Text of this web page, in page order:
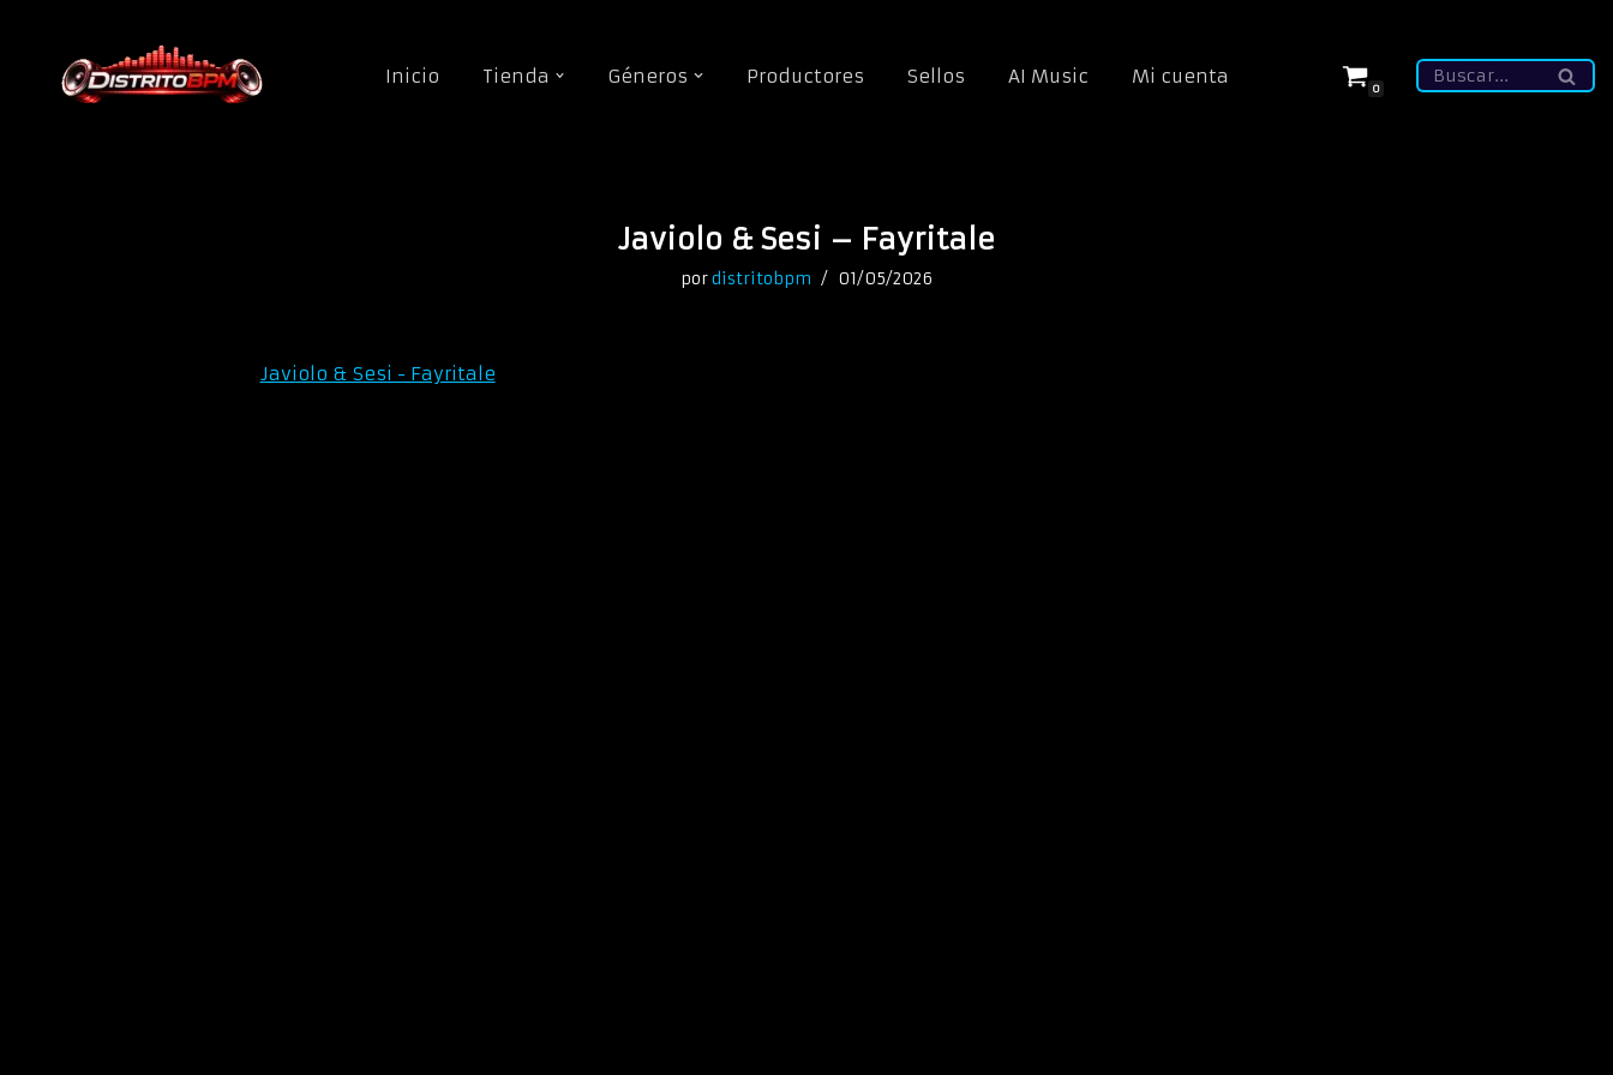
Inicio
Tienda Géneros Productores Sellos AI Music Mi cuenta
0
Javiolo & Sesi – Fayritale
pordistritobpm 01/05/2026
Javiolo & Sesi - Fayritale